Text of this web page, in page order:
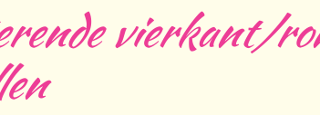
vierkant/